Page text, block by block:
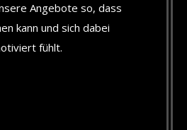
Angebote so, dass
kann und sich dabei
fühlt.